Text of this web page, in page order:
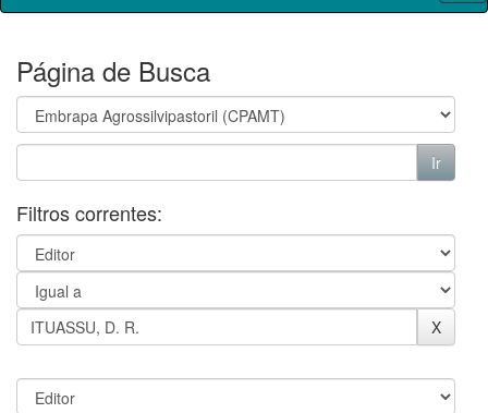
Página de Busca
Filtros correntes: